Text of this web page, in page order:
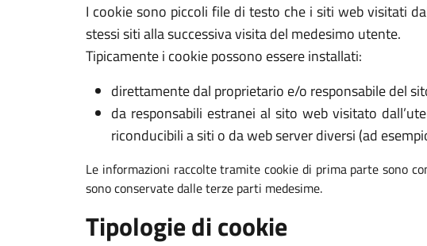
I cookie sono piccoli file di testo che i siti web visitati
stessi siti alla successiva visita del medesimo utente.
Tipicamente i cookie possono essere installati:
direttamente dal proprietario e/o responsabile del
da responsabili estranei al sito web visitato
riconducibili a siti o da web server diversi (ad
Le informazioni raccolte tramite cookie di prima parte sono
sono conservate dalle terze parti medesime.
Tipologie di cookie